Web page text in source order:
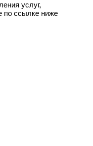
услуг,
по ссылке ниже